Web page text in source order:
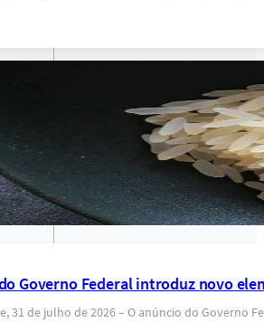
Governo Federal introduz novo
31 de julho de 2026 – O anúncio do Governo